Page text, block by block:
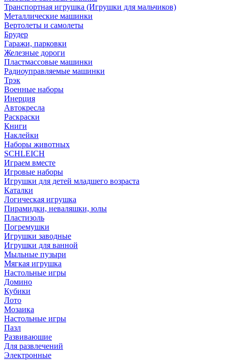
Транспортная игрушка (Игрушки для мальчиков)
Металлические машинки
Вертолеты и самолеты
Брудер
Гаражи, парковки
Железные дороги
Пластмассовые машинки
Радиоуправляемые машинки
Трэк
Военные наборы
Инерция
Автокресла
Раскраски
Книги
Наклейки
Наборы животных
SCHLEICH
Играем вместе
Игровые наборы
Игрушки для детей младшего возраста
Каталки
Логическая игрушка
Пирамидки, неваляшки, юлы
Пластизоль
Погремушки
Игрушки заводные
Игрушки для ванной
Мыльные пузыри
Мягкая игрушка
Настольные игры
Домино
Кубики
Лото
Мозаика
Настольные игры
Пазл
Развиваюшие
Для развлечений
Электронные